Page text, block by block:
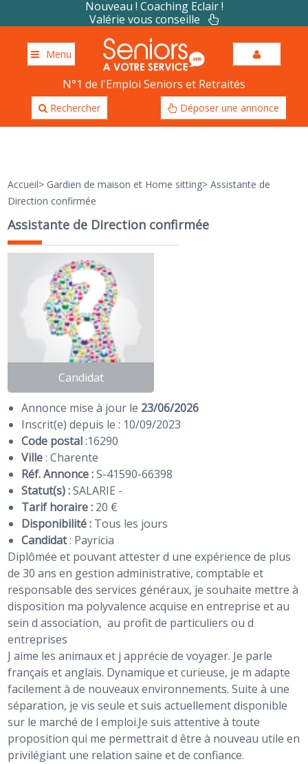
Nouveau ! Coaching Eclair !
Valérie vous conseille
Menu
N°1 de l'Emploi Seniors et Retraités
Rechercher Déposer une annonce
Accueil> Gardien de maison et Home sitting>Assistante de
Direction confirmée
Assistante de Direction confirmée
Candidat
Annonce mise à jour le 23/06/2026
Inscrit(e) depuis le : 10/09/2023
Code postal:16290
Ville: Charente
Réf. Annonce :S-41590-66398
Statut(s) :SALARIE -
Tarif horaire : 20 €
Disponibilité : Tous les jours
Candidat: Payricia
Diplômée et pouvant attester d une expérience de plus
de 30 ans en gestion administrative, comptable et
responsable des services généraux, je souhaite mettre à
disposition ma polyvalence acquise en entreprise et au
sein d association, au profit de particuliers ou d
entreprises
J aime les animaux et j apprécie de voyager. Je parle
français et anglais. Dynamique et curieuse, je m adapte
facilement à de nouveaux environnements. Suite à une
séparation, je vis seule et suis actuellement disponible
sur le marché de l emploi.Je suis attentive à toute
proposition qui me permettrait d être à nouveau utile en
privilégiant une relation saine et de confiance.